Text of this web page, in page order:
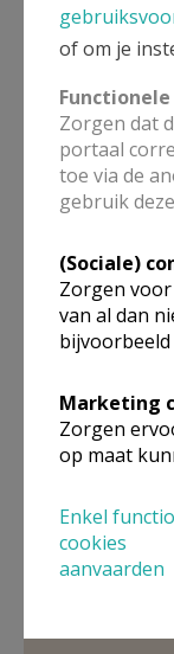
9680
32
Niet gevonden
of om je
Zorgen dat
portaal
toe via de
gebruik
(Sociale)
Zorgen
van al dan
Marketing
Zorgen
op maat
Enkel
cookies
aanvaarden